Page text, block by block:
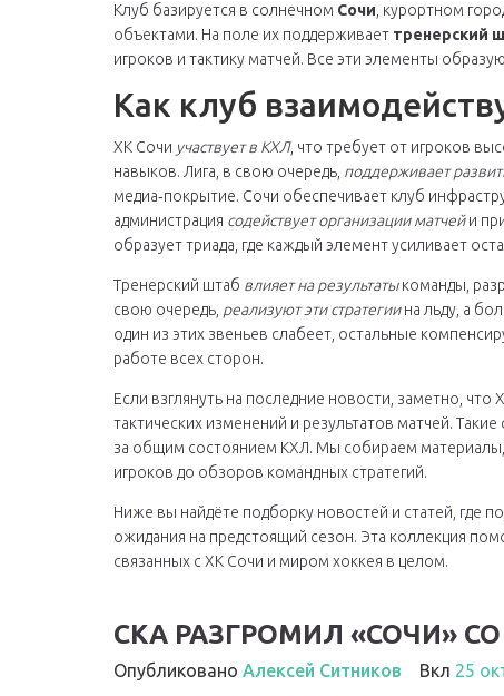
Клуб базируется в солнечном Сочи курортном
объектами. На поле их поддерживает тренерский
игроков и тактику матчей. Все эти элементы
Как клуб
ХК Сочи участвует в КХЛ, что требует от игроков
навыков. Лига, в свою очередь, поддерживает
медиа‑покрытие. Сочи обеспечивает клуб
администрация содействует организации матчейи
образует триада, где каждый элемент усиливает
Тренерский штаб влияет на результатыкоманды,
свою очередь, реализуют эти стратегиина льду, а
один из этих звеньев слабеет, остальные
работе всех сторон.
Если взглянуть на последние новости, заметно,
тактических изменений и результатов матчей.
за общим состоянием КХЛ. Мы собираем
игроков до обзоров командных стратегий.
Ниже вы найдёте подборку новостей и статей, где
ожидания на предстоящий сезон. Эта коллекция
связанных с ХК Сочи и миром хоккея в целом.
СКА РАЗГРОМИЛ «СОЧИ»
Опубликовано Алексей Ситников Вкл 25